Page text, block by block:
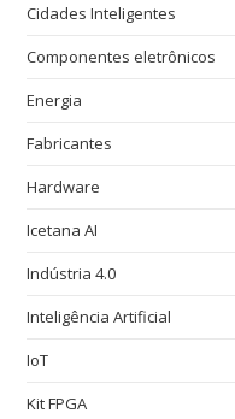
Cidades Inteligentes
Componentes eletrônicos
Energia
Fabricantes
Hardware
Icetana AI
Indústria 4.0
Inteligência Artificial
IoT
Kit FPGA